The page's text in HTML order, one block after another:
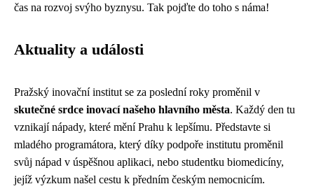
čas na rozvoj svýho byznysu. Tak pojďte do toho s náma!
Aktuality a události
Pražský inovační institut se za poslední roky proměnil v
skutečné srdce inovací našeho hlavního města. Každý den tu
vznikají nápady, které mění Prahu k lepšímu. Představte si
mladého programátora, který díky podpoře institutu proměnil
svůj nápad v úspěšnou aplikaci, nebo studentku biomedicíny,
jejíž výzkum našel cestu k předním českým nemocnicím.